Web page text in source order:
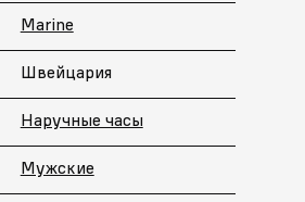
Marine
Швейцария
Наручные часы
Мужские